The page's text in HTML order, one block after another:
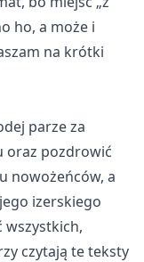
ho, a może i
na krótki
parze za
oraz pozdrowić
nowożeńców, a
izerskiego
wszystkich,
czytają te teksty